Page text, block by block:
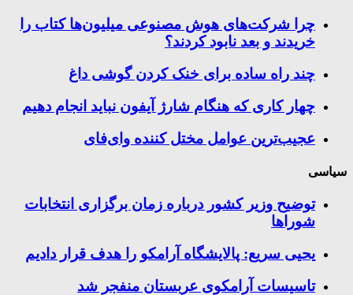
چرا شرکت‌های هوش مصنوعی میلیون‌ها کتاب را
خریدند و بعد نابود کردند؟
چند راه‌ ساده برای خنک کردن گوشی داغ
چهار کاری که هنگام شارژ آیفون نباید انجام دهیم
عجیب‌ترین عوامل مختل کننده وای‌فای
سیاسی
توضیح وزیر کشور درباره زمان برگزاری انتخابات
شوراها
یحیی سریع: پالایشگاه آرامکو را هدف قرار دادیم
تاسیسات آرامکوی عربستان منفجر شد